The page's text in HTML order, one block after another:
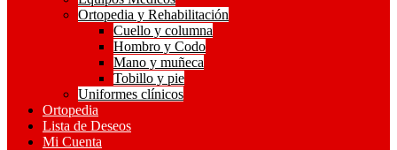
Ortopedia y Rehabilitación
Cuello y columna
Hombro y Codo
Mano y muñeca
Tobillo y pie
Uniformes clínicos
Ortopedia
Lista de Deseos
Mi Cuenta